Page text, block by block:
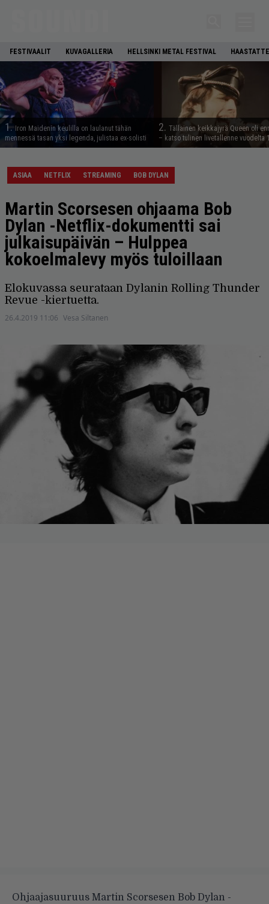
FESTIVAALIT KUVAGALLERIA HELLSINKI METAL FESTIVAL
1. Iron Maidenin keulilla on laulanut tähän
mennessä tasan yksi legenda, julistaa ex-solisti
2. Tällainen keikkajyrä Queen oli
– katso tulinen livetallenne vuodelta
ASIAA NETFLIX STREAMING BOB DYLAN
Martin Scorsesen ohjaama Bob
Dylan -Netflix-dokumentti sai
julkaisupäivän – Hulppea
kokoelmalevy myös tuloillaan
Elokuvassa seurataan Dylanin Rolling Thunder
Revue -kiertuetta.
26.4.2019 11:06 Vesa Siltanen
Ohjaajasuuruus Martin Scorsesen Bob Dylan -